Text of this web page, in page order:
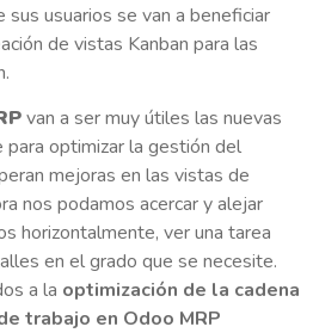
sus usuarios se van a beneficiar
de vistas Kanban para las
van a ser muy útiles las nuevas
optimizar la gestión del
mejoras en las vistas de
nos podamos acercar y alejar
horizontalmente, ver una tarea
en el grado que se necesite.
a la optimización de la cadena
trabajo en Odoo MRP